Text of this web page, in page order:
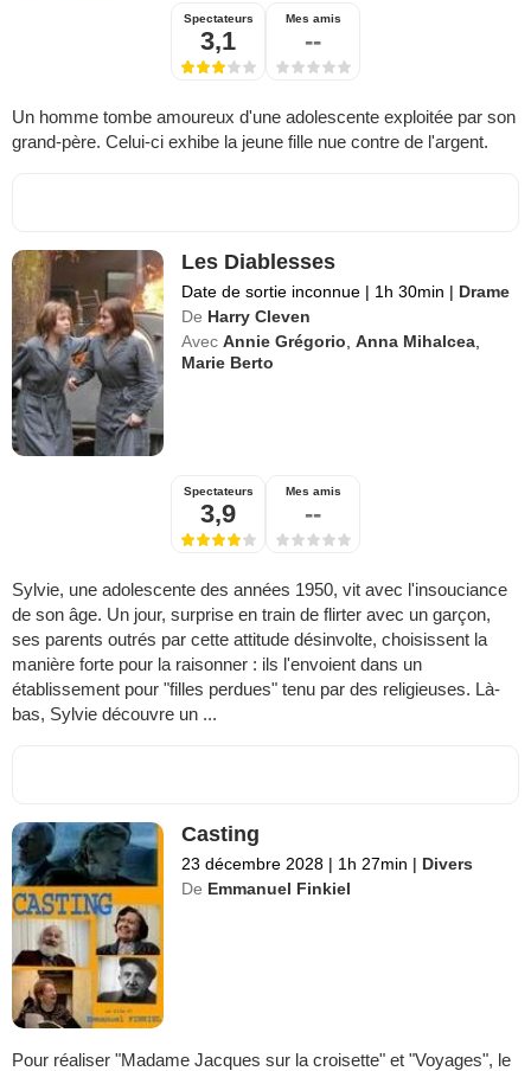
Spectateurs
3,1
Mes amis
--
Un homme tombe amoureux d'une adolescente exploitée par son
grand-père. Celui-ci exhibe la jeune fille nue contre de l'argent.
Les Diablesses
Date de sortie inconnue | 1h 30min | Drame
De Harry Cleven
Avec Annie Grégorio ,Anna Mihalcea
Marie Berto
Spectateurs
3,9
Mes amis
--
Sylvie, une adolescente des années 1950, vit avec l'insouciance
de son âge. Un jour, surprise en train de flirter avec un garçon,
ses parents outrés par cette attitude désinvolte, choisissent la
manière forte pour la raisonner : ils l'envoient dans un
établissement pour "filles perdues" tenu par des religieuses. Là-
bas, Sylvie découvre un ...
Casting
23 décembre 2028 | 1h 27min | Divers
De Emmanuel Finkiel
Pour réaliser "Madame Jacques sur la croisette" et "Voyages", le